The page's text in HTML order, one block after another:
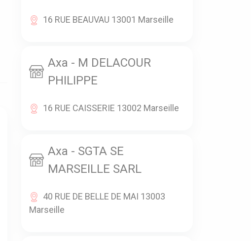
16 RUE BEAUVAU 13001 Marseille
Axa - M DELACOUR
PHILIPPE
16 RUE CAISSERIE 13002 Marseille
Axa - SGTA SE
MARSEILLE SARL
40 RUE DE BELLE DE MAI 13003
Marseille